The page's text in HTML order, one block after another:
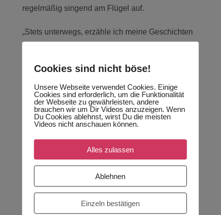
regelmäßig singend am Flügel auf.
„Stets unterwegs, erzähle ich meine Geschichten
in der Musik. Ich möchte mein
anregen.“
Mit dem Produzenten Charles „Chicky“ Reeves,
derbereits mit Künstlern, wie Ray Charles, James
Brown, Prince und The Rolling Stones zusammen
arbeitete, nahm Marie ihre Debüt-EP „All We´ve
Got“ in London auf.
Firmenfeier, Open Air, Stadtfest, Privatfeier
Cookies sind nicht böse!
Unsere Webseite verwendet Cookies. Einige
Cookies sind erforderlich, um die Funktionalität
der Webseite zu gewährleisten, andere
brauchen wir um Dir Videos anzuzeigen. Wenn
Du Cookies ablehnst, wirst Du die meisten
Videos nicht anschauen können.
Alles zulassen
Ablehnen
Einzeln bestätigen